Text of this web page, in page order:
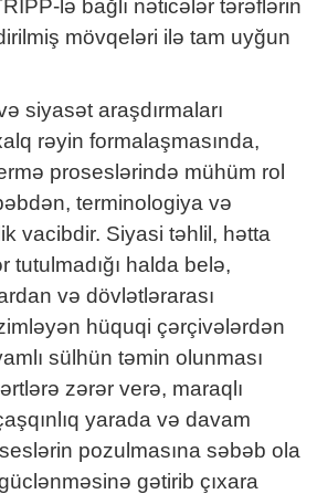
lə bağlı nəticələr tərəflərin
mövqeləri ilə tam uyğun
siyasət araşdırmaları
rəyin formalaşmasında,
proseslərində mühüm rol
terminologiya və
vacibdir. Siyasi təhlil, hətta
tutulmadığı halda belə,
və dövlətlərarası
hüquqi çərçivələrdən
sülhün təmin olunması
zərər verə, maraqlı
yarada və davam
pozulmasına səbəb ola
gətirib çıxara